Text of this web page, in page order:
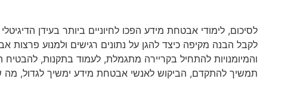
לסיכום, לימודי אבטחת מידע הפכו לחיוניים ביותר בעידן
לקבל הבנה מקיפה כיצד להגן על נתונים רגישים ולמנוע
והמיומנויות להתחיל בקריירה מתגמלת, לעמוד בתקנות, להבטיח
תמשיך להתקדם, הביקוש לאנשי אבטחת מידע ימשיך לגדול,